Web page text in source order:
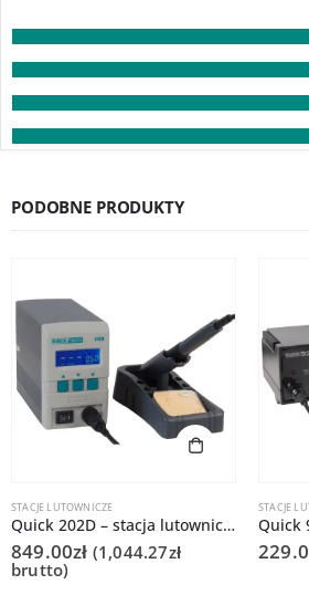
PODOBNE PRODUKTY
STACJE LUTOWNICZE
Quick 202D – stacja lutownicza cyfr. 90W 48V/400kHz
849.00zł (1,044.27zł
brutto)
STACJE